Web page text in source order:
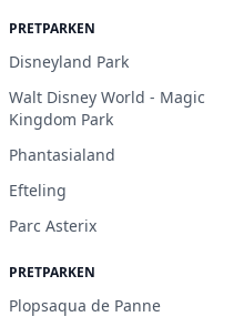
PRETPARKEN
Disneyland Park
Walt Disney World - Magic
Kingdom Park
Phantasialand
Efteling
Parc Asterix
PRETPARKEN
Plopsaqua de Panne